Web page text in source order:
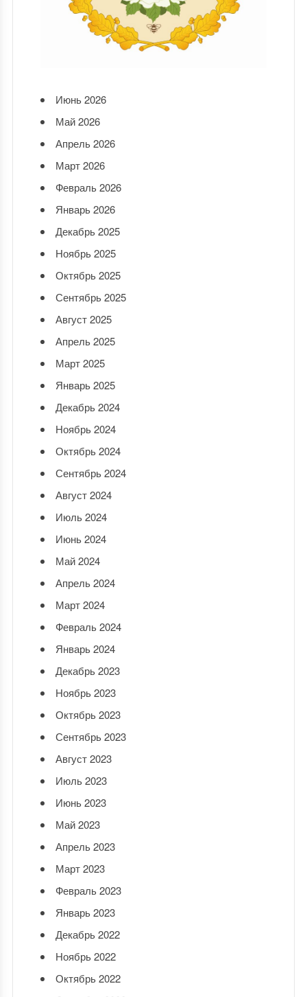
Июнь 2026
Май 2026
Апрель 2026
Март 2026
Февраль 2026
Январь 2026
Декабрь 2025
Ноябрь 2025
Октябрь 2025
Сентябрь 2025
Август 2025
Апрель 2025
Март 2025
Январь 2025
Декабрь 2024
Ноябрь 2024
Октябрь 2024
Сентябрь 2024
Август 2024
Июль 2024
Июнь 2024
Май 2024
Апрель 2024
Март 2024
Февраль 2024
Январь 2024
Декабрь 2023
Ноябрь 2023
Октябрь 2023
Сентябрь 2023
Август 2023
Июль 2023
Июнь 2023
Май 2023
Апрель 2023
Март 2023
Февраль 2023
Январь 2023
Декабрь 2022
Ноябрь 2022
Октябрь 2022